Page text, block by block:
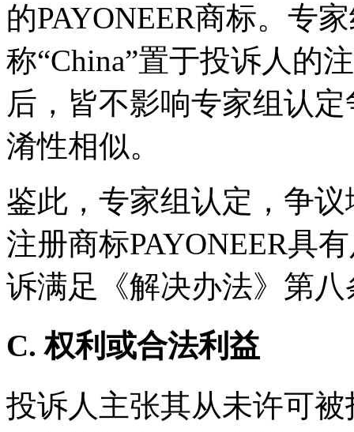
的PAYONEER商标。专
称“China”置于投诉人的
后，皆不影响专家组认
淆性相似。
鉴此，专家组认定，争
注册商标PAYONEER具
诉满足《解决办法》第
C. 权利或合法利益
投诉人主张其从未许可被